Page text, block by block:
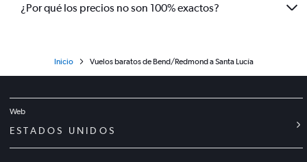
¿Por qué los precios no son 100% exactos?
Inicio Vuelos baratos de Bend/Redmond a Santa Lucía
Web
ESTADOS UNIDOS